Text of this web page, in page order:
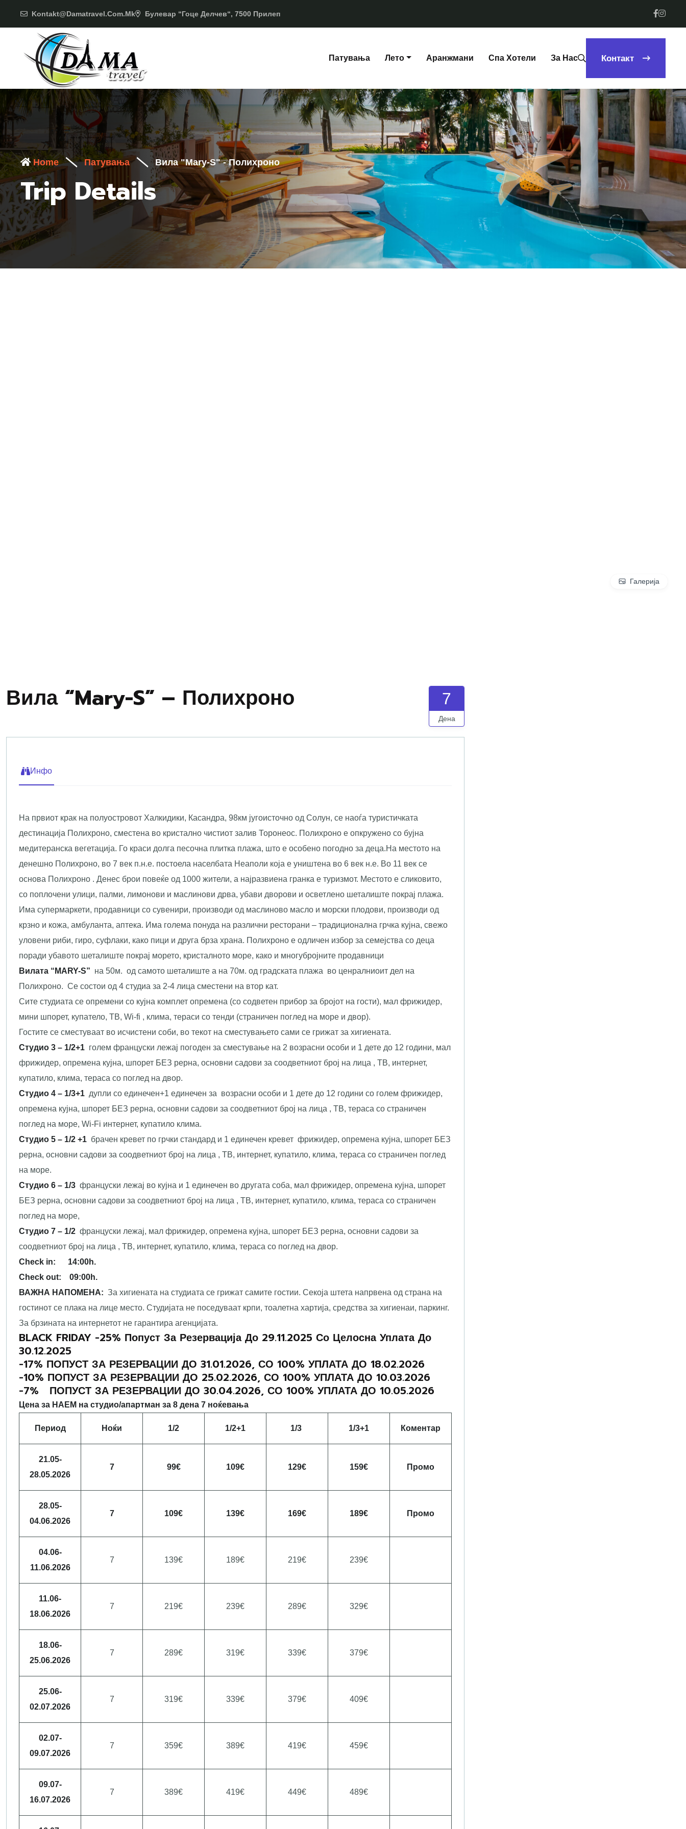
Kontakt@damatravel.com.mk Булевар “Гоце Делчев“, 7500 Прилеп
Патувања Лето Аранжмани Спа Хотели За Нас Контакт
Home Патувања Вила "Mary-S" - Полихроно
Trip Details
Галерија
Вила “Mary-S” – Полихроно 7
Дена
Инфо
На првиот крак на полуостровот Халкидики, Касандра, 98км југоисточно од Солун, се наоѓа туристичката
дестинација Полихроно, сместена во кристално чистиот залив Торонеос. Полихроно е опкружено со бујна
медитеранска вегетација. Го краси долга песочна плитка плажа, што е особено погодно за деца.На местото на
денешно Полихроно, во 7 век п.н.е. постоела населбата Неаполи која е уништена во 6 век н.е. Во 11 век се
основа Полихроно . Денес брои повеќе од 1000 жители, а најразвиена гранка е туризмот. Местото е сликовито,
со поплочени улици, палми, лимонови и маслинови дрва, убави дворови и осветлено шеталиште покрај плажа.
Има супермаркети, продавници со сувенири, производи од маслиново масло и морски плодови, производи од
крзно и кожа, амбуланта, аптека. Има голема понуда на различни ресторани – традиционална грчка кујна, свежо
уловени риби, гиро, суфлаки, како пици и друга брза храна. Полихроно е одличен избор за семејства со деца
поради убавото шеталиште покрај морето, кристалното море, како и многубројните продавници
Вилата “MARY-S” на 50м. од самото шеталиште а на 70м. од градската плажа во ценралниоит дел на
Полихроно. Се состои од 4 студиа за 2-4 лица сместени на втор кат.
Сите студиата се опремени со кујна комплет опремена (со содветен прибор за бројот на гости), мал фрижидер,
мини шпорет, купатело, ТВ, Wi-fi , клима, тераси со тенди (страничен поглед на море и двор).
Гостите се сместуваат во исчистени соби, во текот на сместувањето сами се грижат за хигиената.
Студио 3 – 1/2+1 голем француски лежај погоден за сместување на 2 возрасни особи и 1 дете до 12 години, мал
фрижидер, опремена кујна, шпорет БЕЗ рерна, основни садови за соодветниот број на лица , ТВ, интернет,
купатило, клима, тераса со поглед на двор.
Студио 4 – 1/3+1 дупли со единечен+1 единечен за возрасни особи и 1 дете до 12 години со голем фрижидер,
опремена кујна, шпорет БЕЗ рерна, основни садови за соодветниот број на лица , ТВ, тераса со страничен
поглед на море, Wi-Fi интернет, купатило клима.
Студио 5 – 1/2 +1 брачен кревет по грчки стандард и 1 единечен кревет фрижидер, опремена кујна, шпорет БЕЗ
рерна, основни садови за соодветниот број на лица , ТВ, интернет, купатило, клима, тераса со страничен поглед
на море.
Студио 6 – 1/3 француски лежај во кујна и 1 единечен во другата соба, мал фрижидер, опремена кујна, шпорет
БЕЗ рерна, основни садови за соодветниот број на лица , ТВ, интернет, купатило, клима, тераса со страничен
поглед на море,
Студио 7 – 1/2 француски лежај, мал фрижидер, опремена кујна, шпорет БЕЗ рерна, основни садови за
соодветниот број на лица , ТВ, интернет, купатило, клима, тераса со поглед на двор.
Check in: 14:00h.
Check out: 09:00h.
ВАЖНA НАПОМЕНА: За хигиената на студиата се грижат самите гостии. Секоја штета напрвена од страна на
гостинот се плака на лице место. Студијата не поседуваат крпи, тоалетна хартија, средства за хигиенаи, паркинг.
За брзината на интернетот не гарантира агенцијата.
BLACK FRIDAY -25% Попуст За Резервација До 29.11.2025 Со Целосна Уплата До
30.12.2025
-17% ПОПУСТ ЗА РЕЗЕРВАЦИИ ДО 31.01.2026, СО 100% УПЛАТА ДО 18.02.2026
-10% ПОПУСТ ЗА РЕЗЕРВАЦИИ ДО 25.02.2026, СО 100% УПЛАТА ДО 10.03.2026
-7% ПОПУСТ ЗА РЕЗЕРВАЦИИ ДО 30.04.2026, СО 100% УПЛАТА ДО 10.05.2026
Цена за НАЕМ на студио/апартман за 8 дена 7 ноќевања
Период Ноќи 1/2 1/2+1 1/3 1/3+1 Коментар
21.05-
28.05.2026
7 99€ 109€ 129€ 159€ Промо
28.05-
04.06.2026
7 109€ 139€ 169€ 189€ П ромо
04.06-
11.06.2026
7 139€ 189€ 219€ 239€
11.06-
18.06.2026
7 219€ 239€ 289€ 329€
18.06-
25.06.2026
7 289€ 319€ 339€ 379€
25.06-
02.07.2026
7 319€ 339€ 379€ 409€
02.07-
09.07.2026
7 359€ 389€ 419€ 459€
09.07-
16.07.2026
7 389€ 419€ 449€ 489€